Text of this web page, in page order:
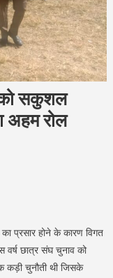
को सकुशल
अहम रोल
प्रसार होने के कारण विगत
वर्ष छात्र संघ चुनाव को
कड़ी चुनौती थी जिसके